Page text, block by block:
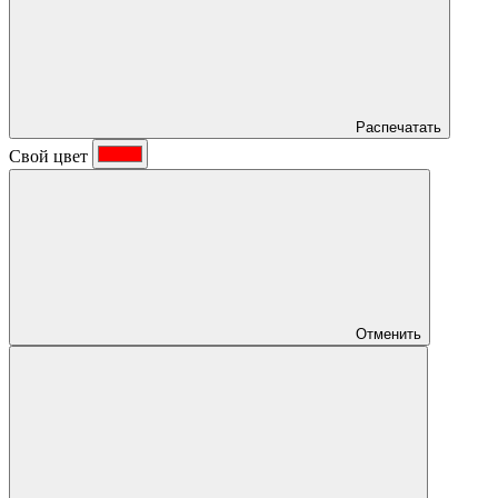
Распечатать
Свой цвет
Отменить